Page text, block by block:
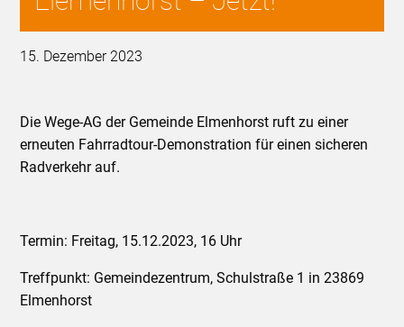
15. Dezember 2023
Die Wege-AG der Gemeinde Elmenhorst ruft zu einer
erneuten Fahrradtour-Demonstration für einen sicheren
Radverkehr auf.
Termin: Freitag, 15.12.2023, 16 Uhr
Treffpunkt: Gemeindezentrum, Schulstraße 1 in 23869
Elmenhorst